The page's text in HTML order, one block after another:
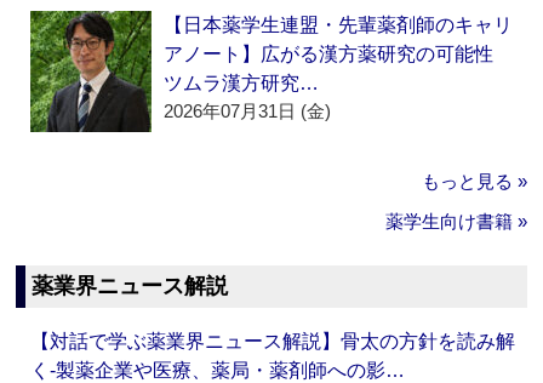
【日本薬学生連盟・先輩薬剤師のキャリ
アノート】広がる漢方薬研究の可能性
ツムラ漢方研究…
2026年07月31日 (金)
もっと見る »
薬学生向け書籍 »
薬業界ニュース解説
【対話で学ぶ薬業界ニュース解説】骨太の方針を読み解
く‐製薬企業や医療、薬局・薬剤師への影…